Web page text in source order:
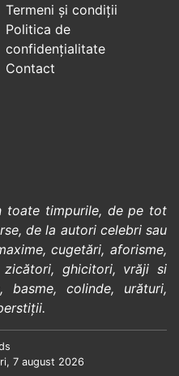
Termeni și condiții
Politica de
confidenţialitate
Contact
toate timpurile, de pe tot
de la autori celebrisau
,cugetări,aforisme,
, ghicitori, vrăji si
, basme, colinde, urături,
.
7 august 2026